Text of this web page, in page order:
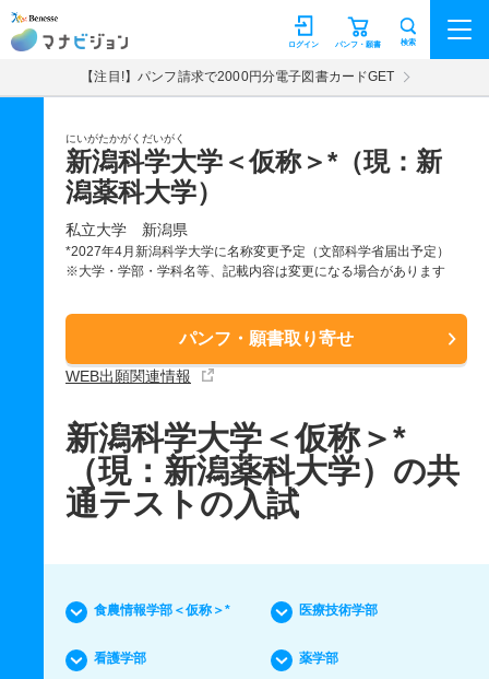
マナビジョン パンフ・願書
ログイン 検索
【注目!】パンフ請求で2000円分電子図書カードGET
にいがたかがくだいがく
新潟科学大学＜仮称＞*（現：新
潟薬科大学）
私立大学 新潟県
*2027年4月新潟科学大学に名称変更予定（文部科学省届出予定）
※大学・学部・学科名等、記載内容は変更になる場合があります
パンフ・願書取り寄せ
WEB出願関連情報
新潟科学大学＜仮称＞*
（現：新潟薬科大学）の共
通テストの入試
食農情報学部＜仮称＞* 医療技術学部
看護学部 薬学部